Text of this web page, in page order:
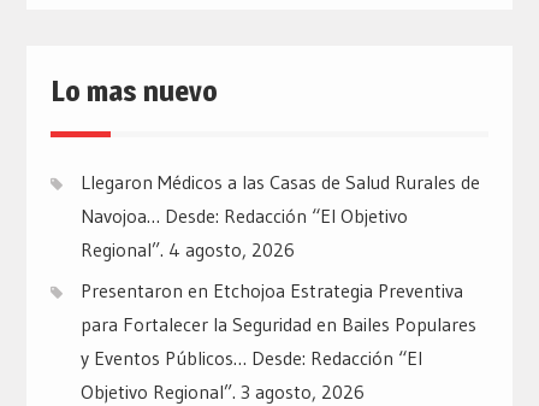
Lo mas nuevo
Llegaron Médicos a las Casas de Salud Rurales de
Navojoa… Desde: Redacción “El Objetivo
Regional”. 4 agosto, 2026
Presentaron en Etchojoa Estrategia Preventiva
para Fortalecer la Seguridad en Bailes Populares
y Eventos Públicos… Desde: Redacción “El
Objetivo Regional”. 3 agosto, 2026